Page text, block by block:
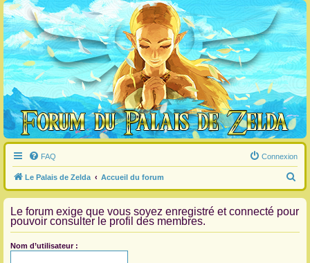
FAQ Connexion
Le Palais de Zelda Accueil du forum
e
c
Le forum exige que vous soyez enregistré et connecté pour
pouvoir consulter le profil des membres.
Nom d’utilisateur :